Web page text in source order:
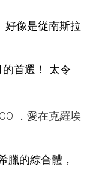
好像是從南斯拉
首選！ 太令
．愛在克羅埃
臘的綜合體，